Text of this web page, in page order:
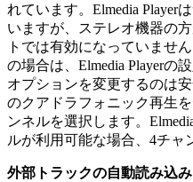
れています。Elmedia Player
いますが、ステレオ機器の
トでは有効になっていませ
の場合は、Elmedia Playerの
オプションを変更するのは
のクアドラフォニック再生
ンネルを選択します。
ルが利用可能な場合、4チャ
外部トラックの自動読み込み